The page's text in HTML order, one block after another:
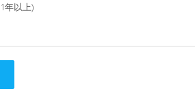
年以上)